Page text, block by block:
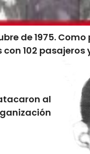
de 1975.
102 pasajeros
al